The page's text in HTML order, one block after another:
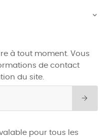

à tout moment. Vous
de contact
du site.
pour tous les